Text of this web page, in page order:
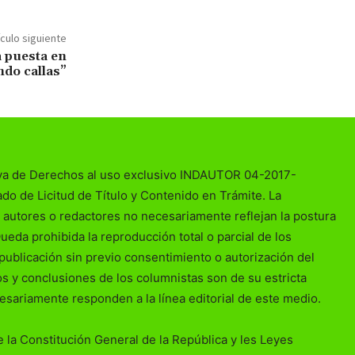
siguiente
puesta en
callas”
de Derechos al uso exclusivo INDAUTOR 04-2017-
de Licitud de Título y Contenido en Trámite. La
o redactores no necesariamente reflejan la postura
prohibida la reproducción total o parcial de los
sin previo consentimiento o autorización del
y conclusiones de los columnistas son de su estricta
responden a la línea editorial de este medio.
Constitución General de la República y les Leyes